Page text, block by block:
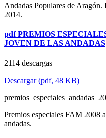
Andadas Populares de Aragón.
2014.
pdf PREMIOS
JOVEN DE LAS ANDADAS
2114 descargas
Descargar(pdf, 48 KB)
Premios especiales FAM 2008
andadas.